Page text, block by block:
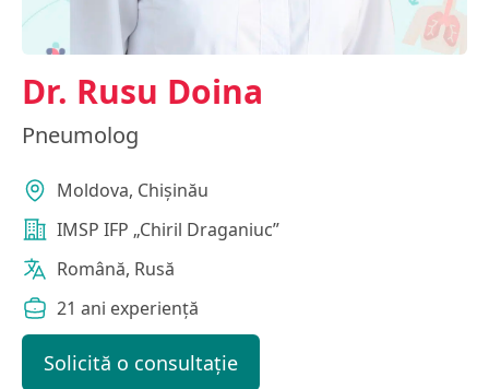
Dr. Rusu Doina
Pneumolog
Moldova, Chișinău
IMSP IFP „Chiril Draganiuc”
Română, Rusă
21 ani experiență
Solicită o consultație